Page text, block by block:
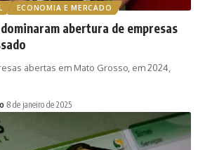
ECONOMIA E MERCADO
abertura de empresas
abertas em Mato Grosso, em 2024,
8 de janeiro de 2025